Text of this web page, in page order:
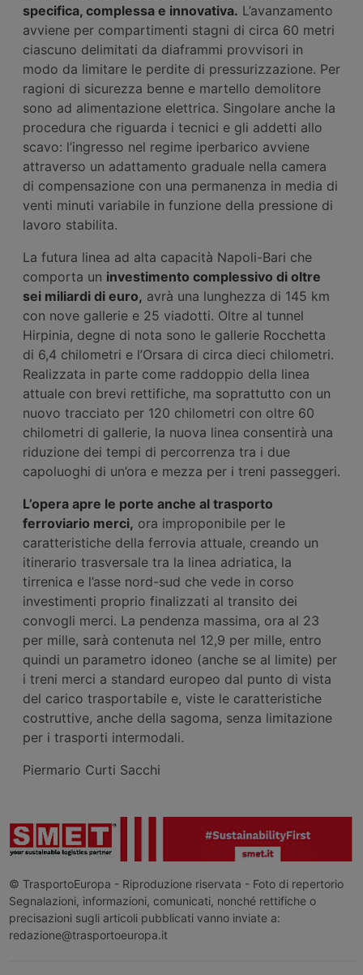
specifica, complessa e innovativa. L’avanzamento
avviene per compartimenti stagni di circa 60 metri
ciascuno delimitati da diaframmi provvisori in
modo da limitare le perdite di pressurizzazione. Per
ragioni di sicurezza benne e martello demolitore
sono ad alimentazione elettrica. Singolare anche la
procedura che riguarda i tecnici e gli addetti allo
scavo: l’ingresso nel regime iperbarico avviene
attraverso un adattamento graduale nella camera
di compensazione con una permanenza in media di
venti minuti variabile in funzione della pressione di
lavoro stabilita.
La futura linea ad alta capacità Napoli-Bari che
comporta un investimento complessivo di oltre
sei miliardi di euro, avrà una lunghezza di 145 km
con nove gallerie e 25 viadotti. Oltre al tunnel
Hirpinia, degne di nota sono le gallerie Rocchetta
di 6,4 chilometri e l’Orsara di circa dieci chilometri.
Realizzata in parte come raddoppio della linea
attuale con brevi rettifiche, ma soprattutto con un
nuovo tracciato per 120 chilometri con oltre 60
chilometri di gallerie, la nuova linea consentirà una
riduzione dei tempi di percorrenza tra i due
capoluoghi di un’ora e mezza per i treni passeggeri.
L’opera apre le porte anche al trasporto
ferroviario merci, ora improponibile per le
caratteristiche della ferrovia attuale, creando un
itinerario trasversale tra la linea adriatica, la
tirrenica e l’asse nord-sud che vede in corso
investimenti proprio finalizzati al transito dei
convogli merci. La pendenza massima, ora al 23
per mille, sarà contenuta nel 12,9 per mille, entro
quindi un parametro idoneo (anche se al limite) per
i treni merci a standard europeo dal punto di vista
del carico trasportabile e, viste le caratteristiche
costruttive, anche della sagoma, senza limitazione
per i trasporti intermodali.
Piermario Curti Sacchi
© TrasportoEuropa - Riproduzione riservata - Foto di repertorio
Segnalazioni, informazioni, comunicati, nonché rettifiche o
precisazioni sugli articoli pubblicati vanno inviate a:
redazione@trasportoeuropa.it